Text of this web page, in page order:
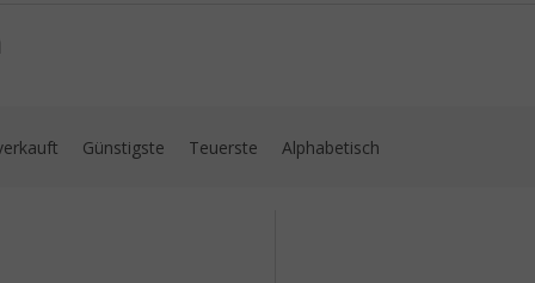
Günstigste Teuerste Alphabetisch